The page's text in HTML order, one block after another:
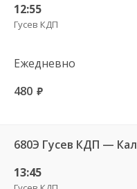
12:55
Гусев КДП
Ежедневно
480 руб.
13:45